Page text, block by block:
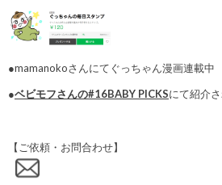
●mamanokoさんにてぐっちゃん漫画連載中
●ベビモフさんの#16BABY PICKSにて紹介
【ご依頼・お問合わせ】